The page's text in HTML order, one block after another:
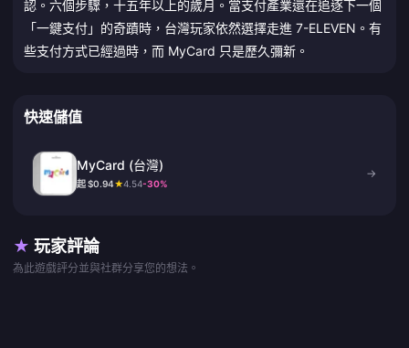
認。六個步驟，十五年以上的歲月。當支付產業還在追逐下一個
「一鍵支付」的奇蹟時，台灣玩家依然選擇走進 7-ELEVEN。有
些支付方式已經過時，而 MyCard 只是歷久彌新。
快速儲值
MyCard (台灣)
起 $0.94★4.54-30%
→
★ 玩家評論
為此遊戲評分並與社群分享您的想法。